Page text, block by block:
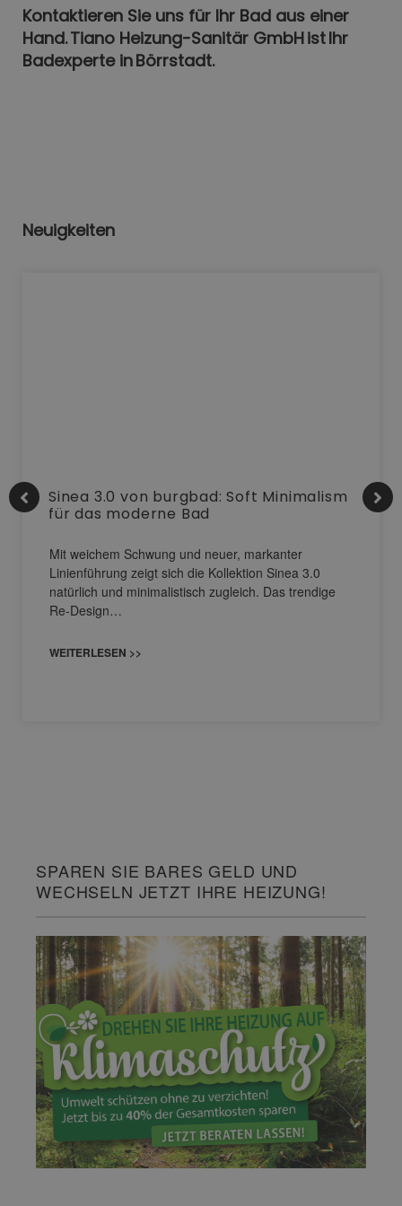
Kontaktieren Sie uns für Ihr Bad aus einer
Hand. Tiano Heizung-Sanitär GmbH ist Ihr
Badexperte in Börrstadt.
Neuigkeiten
Sinea 3.0 von burgbad: Soft Minimalism
für das moderne Bad
Mit weichem Schwung und neuer, markanter
Linienführung zeigt sich die Kollektion Sinea 3.0
natürlich und minimalistisch zugleich. Das trendige
Re-Design…
WEITERLESEN >>
SPAREN SIE BARES GELD UND
WECHSELN JETZT IHRE HEIZUNG!